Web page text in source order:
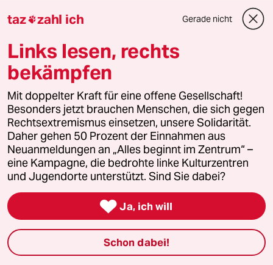
Podcast
bundestalk
fernverbindung
klima update°
Mauerecho
Freie Rede
reingehen
Newsletter
taz zahl ich Gerade nicht
Links lesen, rechts
bekämpfen
Mit doppelter Kraft für eine offene Gesellschaft!
Besonders jetzt brauchen Menschen, die sich gegen
Rechtsextremismus einsetzen, unsere Solidarität.
Daher gehen 50 Prozent der Einnahmen aus
Neuanmeldungen an „Alles beginnt im Zentrum“ –
eine Kampagne, die bedrohte linke Kulturzentren
und Jugendorte unterstützt. Sind Sie dabei?
 Ja, ich will
Schon dabei!